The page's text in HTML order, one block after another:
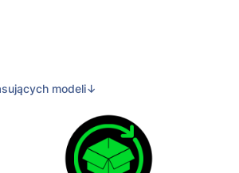
modeli↓